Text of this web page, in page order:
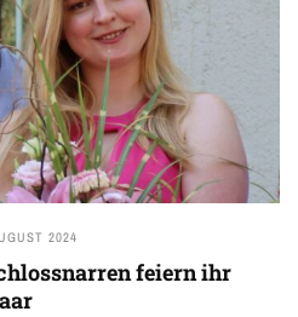
2024
feiern ihr